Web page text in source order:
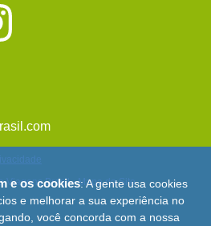
Viagens Brasil -Mapa do Site
e os cookies: A gente usa cookies
e melhorar a sua experiência no
você concorda com a nossa